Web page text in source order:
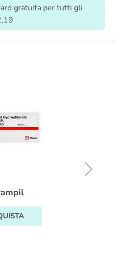
gratuita per tutti gli